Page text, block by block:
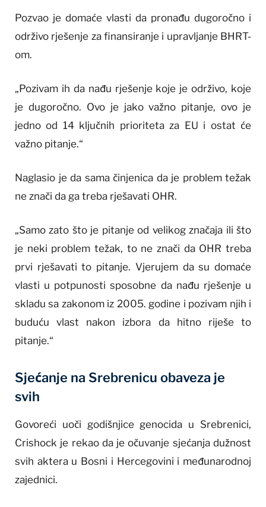
Pozvao je domaće vlasti da pronađu dugoročno i
održivo rješenje za finansiranje i upravljanje BHRT-
om.
„Pozivam ih da nađu rješenje koje je održivo, koje
je dugoročno. Ovo je jako važno pitanje, ovo je
jedno od 14 ključnih prioriteta za EU i ostat će
važno pitanje.“
Naglasio je da sama činjenica da je problem težak
ne znači da ga treba rješavati OHR.
„Samo zato što je pitanje od velikog značaja ili što
je neki problem težak, to ne znači da OHR treba
prvi rješavati to pitanje. Vjerujem da su domaće
vlasti u potpunosti sposobne da nađu rješenje u
skladu sa zakonom iz 2005. godine i pozivam njih i
buduću vlast nakon izbora da hitno riješe to
pitanje.“
Sjećanje na Srebrenicu obaveza je
svih
Govoreći uoči godišnjice genocida u Srebrenici,
Crishock je rekao da je očuvanje sjećanja dužnost
svih aktera u Bosni i Hercegovini i međunarodnoj
zajednici.